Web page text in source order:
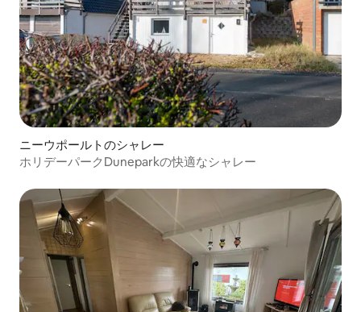
ニーウポールトのシャレー
ホリデーパークDuneparkの快適なシャレー